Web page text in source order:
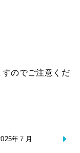
すのでご注意くだ
年７月